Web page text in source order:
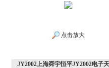
点击放大
JY2002上海舜宇恒平JY2002电子